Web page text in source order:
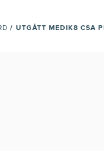
/ UTGÅTT MEDIK8 CSA